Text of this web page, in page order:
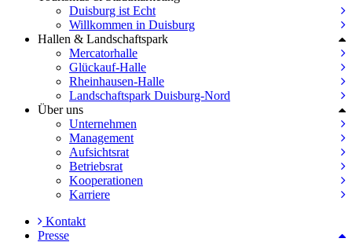
Duisburg ist Echt
Willkommen in Duisburg
Hallen & Landschaftspark
Mercatorhalle
Glückauf-Halle
Rheinhausen-Halle
Landschaftspark Duisburg-Nord
Über uns
Unternehmen
Management
Aufsichtsrat
Betriebsrat
Kooperationen
Karriere
Kontakt
Presse